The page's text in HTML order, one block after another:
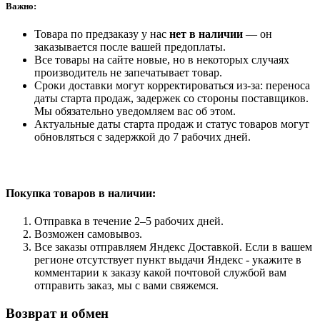
Важно:
Товара по предзаказу у нас нет в наличии — он
заказывается после вашей предоплаты.
Все товары на сайте новые, но в некоторых случаях
производитель не запечатывает товар.
Сроки доставки могут корректироваться из-за: переноса
даты старта продаж, задержек со стороны поставщиков.
Мы обязательно уведомляем вас об этом.
Актуальные даты старта продаж и статус товаров могут
обновляться с задержкой до 7 рабочих дней.
Покупка товаров в наличии:
Отправка в течение 2–5 рабочих дней.
Возможен самовывоз.
Все заказы отправляем Яндекс Доставкой. Если в вашем
регионе отсутствует пункт выдачи Яндекс - укажите в
комментарии к заказу какой почтовой службой вам
отправить заказ, мы с вами свяжемся.
Возврат и обмен